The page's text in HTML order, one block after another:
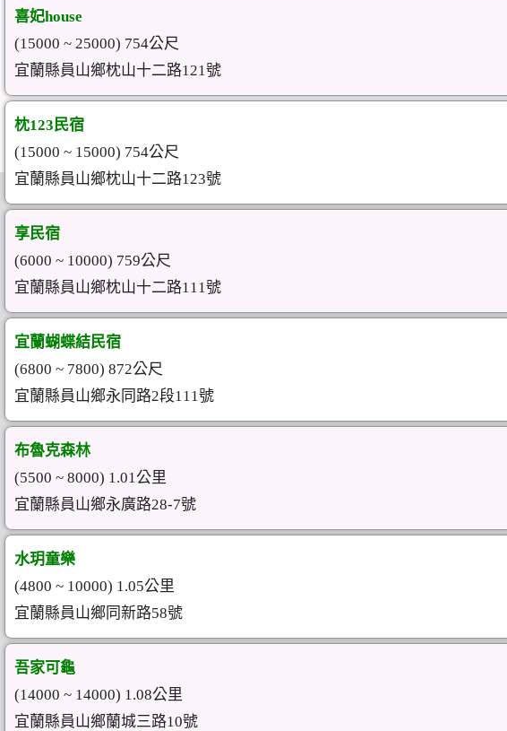
喜妃house
(15000 ~ 25000) 754公尺
宜蘭縣員山鄉枕山十二路121號
枕123民宿
(15000 ~ 15000) 754公尺
宜蘭縣員山鄉枕山十二路123號
享民宿
(6000 ~ 10000) 759公尺
宜蘭縣員山鄉枕山十二路111號
宜蘭蝴蝶結民宿
(6800 ~ 7800) 872公尺
宜蘭縣員山鄉永同路2段111號
布魯克森林
(5500 ~ 8000) 1.01公里
宜蘭縣員山鄉永廣路28-7號
水玥童樂
(4800 ~ 10000) 1.05公里
宜蘭縣員山鄉同新路58號
吾家可龜
(14000 ~ 14000) 1.08公里
宜蘭縣員山鄉蘭城三路10號